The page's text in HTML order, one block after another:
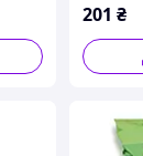
201 ₴